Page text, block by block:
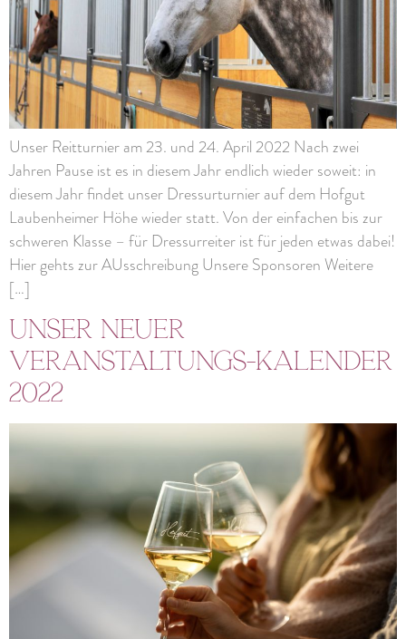
Unser Reitturnier am 23. und 24. April 2022 Nach zwei
Jahren Pause ist es in diesem Jahr endlich wieder soweit: in
diesem Jahr findet unser Dressurturnier auf dem Hofgut
Laubenheimer Höhe wieder statt. Von der einfachen bis zur
schweren Klasse – für Dressurreiter ist für jeden etwas dabei!
Hier gehts zur AUsschreibung Unsere Sponsoren Weitere
[…]
Unser neuer
Veranstaltungs-kalender
2022